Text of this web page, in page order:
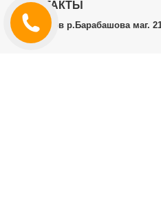
КОНТАКТЫ
г.Харьков р.Барабашова маг.